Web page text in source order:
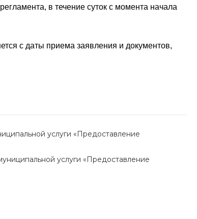
в течение суток с момента начала
с даты приема заявления и документов,
услуги «Предоставление
услуги «Предоставление